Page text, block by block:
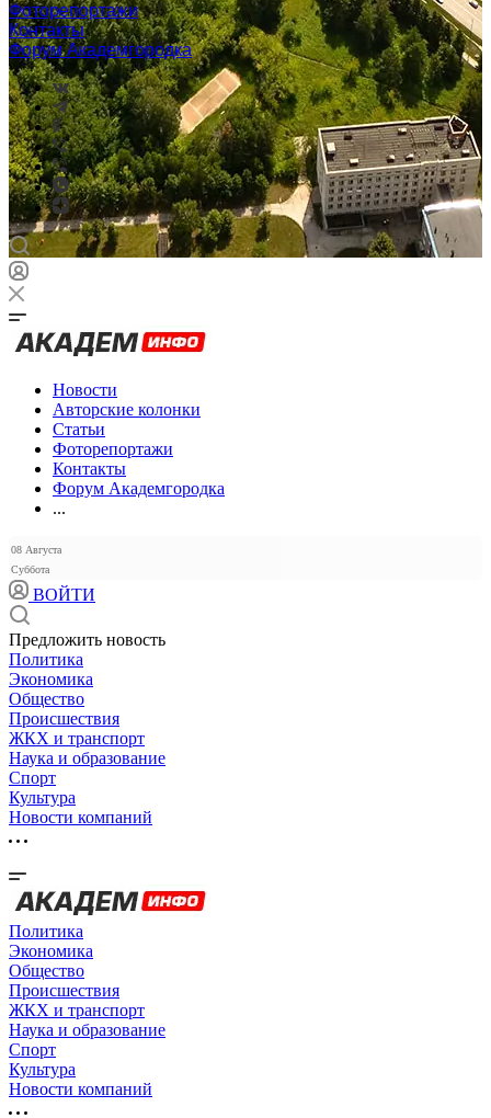
Фоторепортажи
Контакты
Форум Академгородка
Новости
Авторские колонки
Статьи
Фоторепортажи
Контакты
Форум Академгородка
...
08 Августа
Суббота
ВОЙТИ
Предложить новость
Политика
Экономика
Общество
Происшествия
ЖКХ и транспорт
Наука и образование
Спорт
Культура
Новости компаний
Политика
Экономика
Общество
Происшествия
ЖКХ и транспорт
Наука и образование
Спорт
Культура
Новости компаний